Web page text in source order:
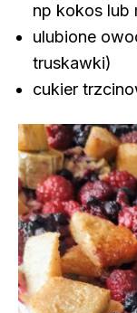
np kokos lub
ulubione
truskawki)
cukier